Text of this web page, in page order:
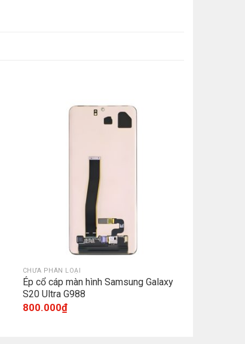
CHƯA PHÂN LOẠI
Ép cổ cáp màn hình Samsung Galaxy
S20 Ultra G988
800.000₫